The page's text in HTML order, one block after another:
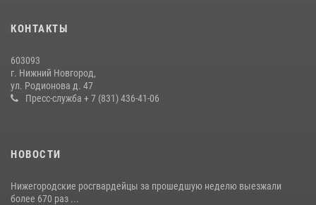
праздником
Нижегородские росгвардейцы за прошедшую неделю выезжали
более 750 раз по сигналу «тревога»
КОНТАКТЫ
603093
г. Нижний Новгород,
ул. Родионова д. 47
Пресс-служба + 7 (831) 436-41-06
НОВОСТИ
Нижегородские росгвардейцы за прошедшую неделю выезжали
более 670 раз ...